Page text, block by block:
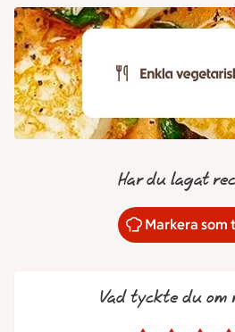
Har du lagat
Markera som
Vad tyckte du om